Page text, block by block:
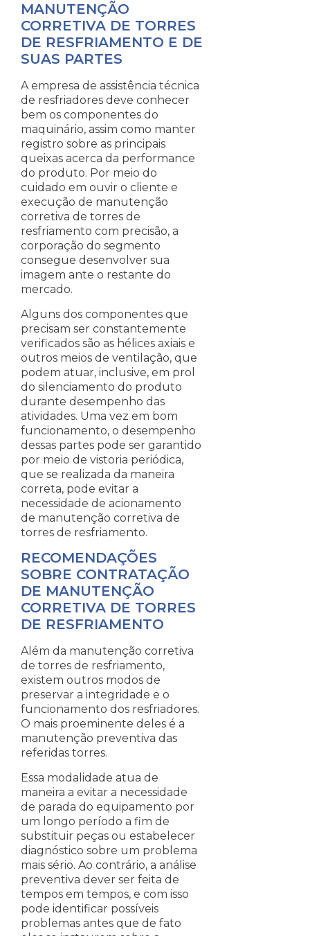
MANUTENÇÃO
CORRETIVA DE TORRES
DE RESFRIAMENTO E DE
SUAS PARTES
A empresa de assistência técnica
de resfriadores deve conhecer
bem os componentes do
maquinário, assim como manter
registro sobre as principais
queixas acerca da performance
do produto. Por meio do
cuidado em ouvir o cliente e
execução de manutenção
corretiva de torres de
resfriamento com precisão, a
corporação do segmento
consegue desenvolver sua
imagem ante o restante do
mercado.
Alguns dos componentes que
precisam ser constantemente
verificados são as hélices axiais e
outros meios de ventilação, que
podem atuar, inclusive, em prol
do silenciamento do produto
durante desempenho das
atividades. Uma vez em bom
funcionamento, o desempenho
dessas partes pode ser garantido
por meio de vistoria periódica,
que se realizada da maneira
correta, pode evitar a
necessidade de acionamento
de manutenção corretiva de
torres de resfriamento.
RECOMENDAÇÕES
SOBRE CONTRATAÇÃO
DE MANUTENÇÃO
CORRETIVA DE TORRES
DE RESFRIAMENTO
Além da manutenção corretiva
de torres de resfriamento,
existem outros modos de
preservar a integridade e o
funcionamento dos resfriadores.
O mais proeminente deles é a
manutenção preventiva das
referidas torres.
Essa modalidade atua de
maneira a evitar a necessidade
de parada do equipamento por
um longo período a fim de
substituir peças ou estabelecer
diagnóstico sobre um problema
mais sério. Ao contrário, a análise
preventiva dever ser feita de
tempos em tempos, e com isso
pode identificar possíveis
problemas antes que de fato